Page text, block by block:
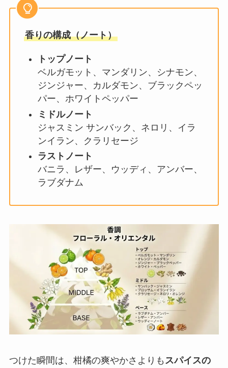
香りの構成（ノート）
トップノート
ベルガモット、マンダリン、シナモン、
ジンジャー、カルダモン、ブラックペッ
パー、ホワイトペッパー
ミドルノート
ジャスミン サンバック、ネロリ、イラ
ンイラン、クラリセージ
ラストノート
バニラ、レザー、ウッディ、アンバー、
ラブダナム
つけた瞬間は、柑橘の爽やかさよりも スパイスの